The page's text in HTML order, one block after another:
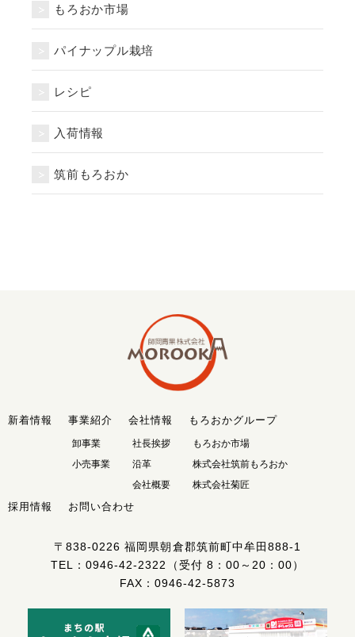
もろおか市場
パイナップル栽培
レシピ
入荷情報
筑前もろおか
新着情報 事業紹介
卸事業
小売事業
会社情報
社長挨拶
沿革
会社概要
もろおかグループ
もろおか市場
株式会社筑前もろおか
株式会社菊匠
採用情報 お問い合わせ
〒838-0226福岡県朝倉郡筑前町中牟田888-1
TEL： 0946-42-2322
（受付 8：00～20：00）
FAX：0946-42-5873